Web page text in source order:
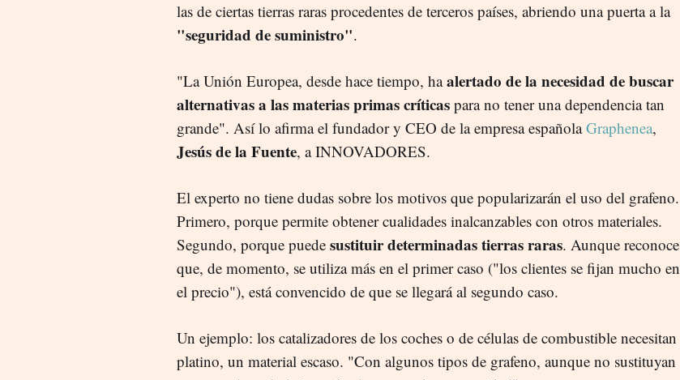
las de ciertas tierras raras procedentes de terceros países, abriendo una puerta a la
"seguridad de suministro".
"La Unión Europea, desde hace tiempo, haalertado de la necesidad de buscar
alternativas a las materias primas críticas para no tener una dependencia tan
grande". Así lo afirma el fundador y CEO de la empresa españolaGraphenea,
Jesús de la Fuente, a INNOVADORES.
El experto no tiene dudas sobre los motivos que popularizarán el uso del grafeno.
Primero, porque permite obtener cualidades inalcanzables con otros materiales.
Segundo, porque puede sustituir determinadas tierras raras. Aunque reconoce
que, de momento, se utiliza más en el primer caso ("los clientes se fijan mucho en
el precio"), está convencido de que se llegará al segundo caso.
Un ejemplo: los catalizadores de los coches o de células de combustible necesitan
platino, un material escaso. "Con algunos tipos de grafeno, aunque no sustituyan